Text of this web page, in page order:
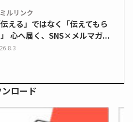
ルリンク
伝える」ではなく「伝えてもら
心へ届く、SNS×メルマガ...
ロード